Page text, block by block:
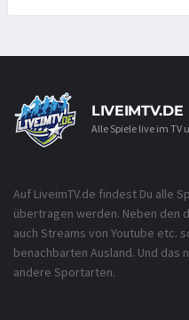
LIVEIMTV.DE
Alle Spiele live im TV
Auf LiveimTV.de findest Du alle
übertragen werden. Neben den
auch Streams von Youtube etc.
benachbarten Ausland. Und das
andere Sportarten.